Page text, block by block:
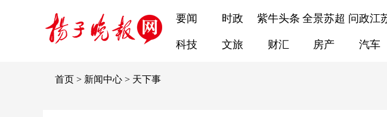
要闻 时政 紫牛头条 全景苏超 问政江
科技 文旅 财汇 房产 汽车
首页 > 新闻中心 > 天下事